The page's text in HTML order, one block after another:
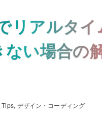
リアルタイ
い場合の
Tips デザイン・コーディング